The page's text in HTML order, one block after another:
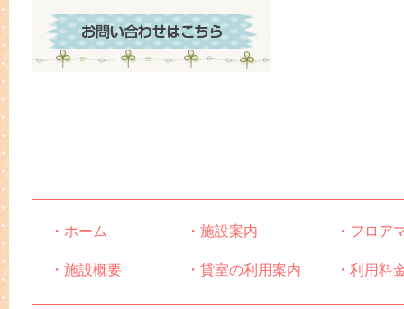
・ホーム
・施設概要
・施設案内
・貸室の利用案内
・フロア
・利用料